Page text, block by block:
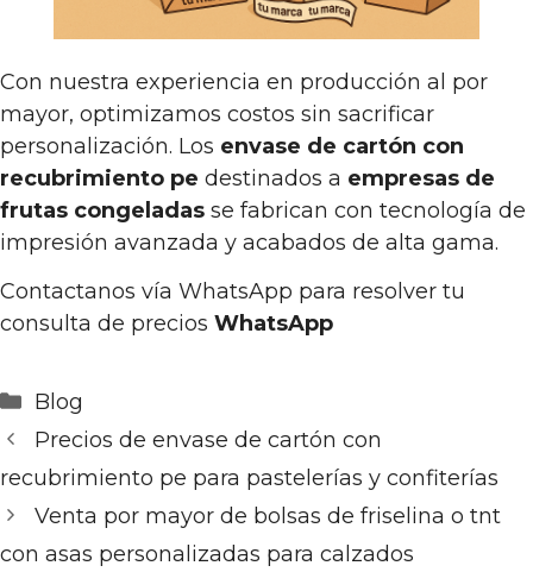
Con nuestra experiencia en producción al por
mayor, optimizamos costos sin sacrificar
personalización. Los envase de cartón con
recubrimiento pe destinados a empresas de
frutas congeladas se fabrican con tecnología de
impresión avanzada y acabados de alta gama.
Contactanos vía WhatsApp para resolver tu
consulta de precios WhatsApp
Categorías
Blog
Precios de envase de cartón con
recubrimiento pe para pastelerías y confiterías
Venta por mayor de bolsas de friselina o tnt
con asas personalizadas para calzados